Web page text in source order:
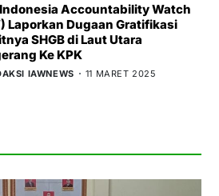
Accountability Watch
Laporkan Dugaan Gratifikasi
SHGB di Laut Utara
Ke KPK
IAWNEWS 11 MARET 2025